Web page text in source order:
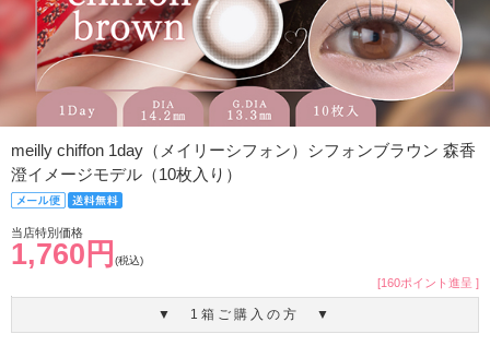
meilly chiffon 1day（メイリーシフォン）シフォンブラウン 森香
澄イメージモデル（10枚入り）
当店特別価格
1,760円 (税込)
[160ポイント進呈 ]
▼ 1箱ご購入の方 ▼